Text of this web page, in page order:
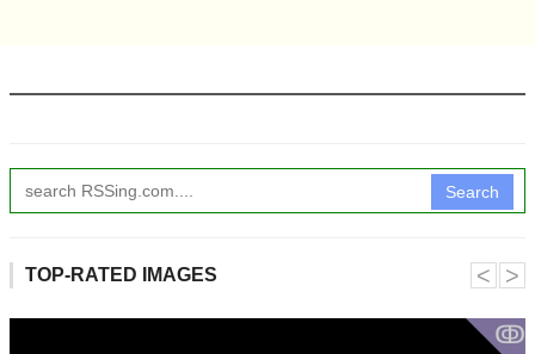
Search
TOP-RATED IMAGES
ↂ
˂ ˃